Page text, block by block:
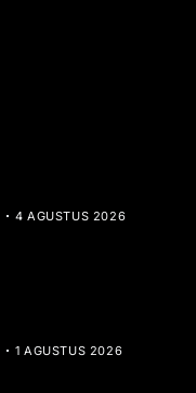
4 AGUSTUS 2026
1 AGUSTUS 2026